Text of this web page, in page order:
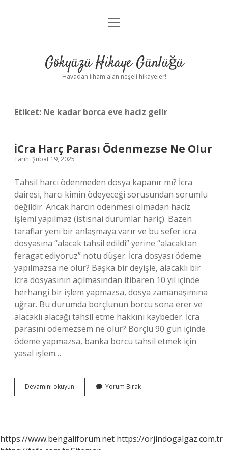
Anasayfa
Yasal Uyarı
menüyü
Gökyüzü Hikaye Günlüğü
Havadan ilham alan neşeli hikayeler!
Etiket: Ne kadar borca eve haciz gelir
İCra Harç Parası Ödenmezse Ne Olur
Tarih: Şubat 19, 2025
Tahsil harcı ödenmeden dosya kapanır mı? İcra
dairesi, harcı kimin ödeyeceği sorusundan sorumlu
değildir. Ancak harcın ödenmesi olmadan haciz
işlemi yapılmaz (istisnai durumlar hariç). Bazen
taraflar yeni bir anlaşmaya varır ve bu sefer icra
dosyasına “alacak tahsil edildi” yerine “alacaktan
feragat ediyoruz” notu düşer. İcra dosyası ödeme
yapılmazsa ne olur? Başka bir deyişle, alacaklı bir
icra dosyasının açılmasından itibaren 10 yıl içinde
herhangi bir işlem yapmazsa, dosya zamanaşımına
uğrar. Bu durumda borçlunun borcu sona erer ve
alacaklı alacağı tahsil etme hakkını kaybeder. İcra
parasını ödemezsem ne olur? Borçlu 90 gün içinde
ödeme yapmazsa, banka borcu tahsil etmek için
yasal işlem…
Devamını okuyun
Harç
Yorum Bırak
https://www.bengaliforum.net https://orjindogalgaz.com.tr